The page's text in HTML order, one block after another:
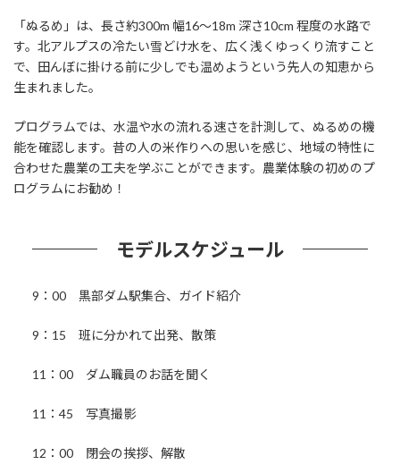
「ぬるめ」は、長さ約300m 幅16〜18m 深さ10cm 程度の水路で
す。北アルプスの冷たい雪どけ水を、広く浅くゆっくり流すこと
で、田んぼに掛ける前に少しでも温めようという先人の知恵から
生まれました。
プログラムでは、水温や水の流れる速さを計測して、ぬるめの機
能を確認します。昔の人の米作りへの思いを感じ、地域の特性に
合わせた農業の工夫を学ぶことができます。農業体験の初めのプ
ログラムにお勧め！
モデルスケジュール
9：00 黒部ダム駅集合、ガイド紹介
9：15 班に分かれて出発、散策
11：00 ダム職員のお話を聞く
11：45 写真撮影
12：00 閉会の挨拶、解散